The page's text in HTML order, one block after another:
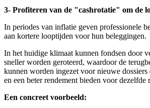
3- Profiteren van de "cashrotatie" om de
In periodes van inflatie geven professionele
aan kortere looptijden voor hun beleggingen.
In het huidige klimaat kunnen fondsen door
sneller worden geroteerd, waardoor de
kunnen worden ingezet voor nieuwe
en een beter rendement bieden voor dezelfde
Een concreet voorbeeld: